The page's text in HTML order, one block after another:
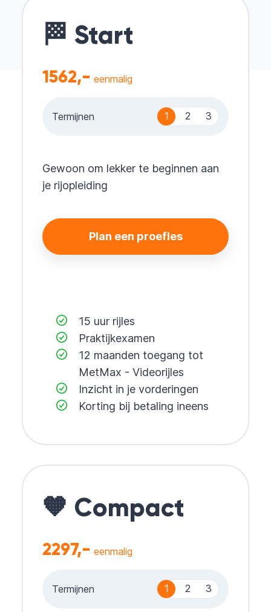
🏁 Start
1562,- eenmalig
Termijnen 1 2 3
Gewoon om lekker te beginnen aan
je rijopleiding
Plan een proefles
15 uur rijles
Praktijkexamen
12 maanden toegang tot
MetMax - Videorijles
Inzicht in je vorderingen
Korting bij betaling ineens
🧡 Compact
2297,- eenmalig
Termijnen 1 2 3